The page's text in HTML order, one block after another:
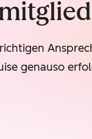
genauso